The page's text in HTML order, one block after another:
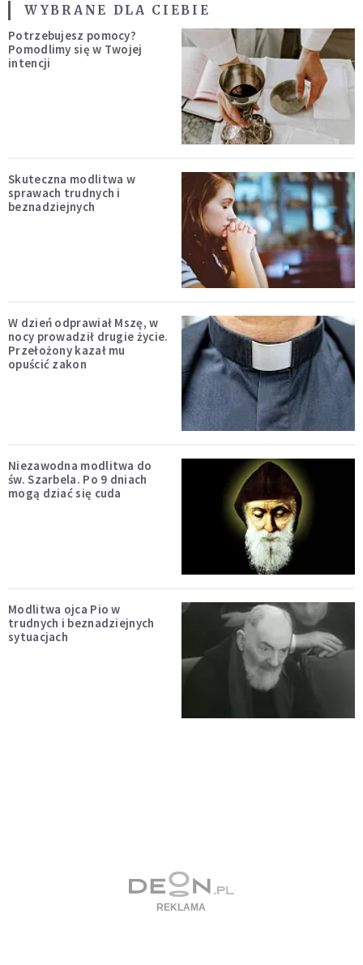
WYBRANE DLA CIEBIE
Potrzebujesz pomocy?
Pomodlimy się w Twojej
intencji
Skuteczna modlitwa w
sprawach trudnych i
beznadziejnych
W dzień odprawiał Mszę, w
nocy prowadził drugie życie.
Przełożony kazał mu
opuścić zakon
Niezawodna modlitwa do
św. Szarbela. Po 9 dniach
mogą dziać się cuda
Modlitwa ojca Pio w
trudnych i beznadziejnych
sytuacjach